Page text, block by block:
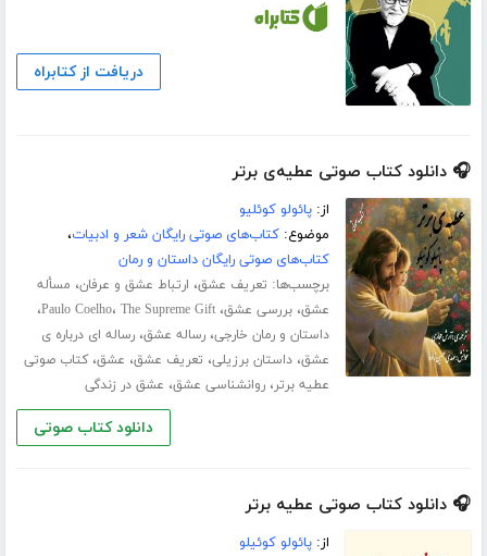
دریافت از کتابراه
🎧 دانلود کتاب صوتی عطیه‌ی برتر
از:پائولو کوئلیو
موضوع:کتاب‌های صوتی رایگان شعر و ادبیات،
کتاب‌های صوتی رایگان داستان و رمان
برچسب‌ها: تعریف عشق، ارتباط عشق و عرفان، مسأله
عشق،بررسی عشق، Paulo Coelho، The Supreme Gift ،
داستان و رمان خارجی،رساله عشق،رساله ای درباره ی
عشق،داستان برزیلی، تعریف عشق، عشق،کتاب صوتی
عطیه برتر،روانشناسی عشق، عشق در زندگی
دانلود کتاب صوتی
🎧 دانلود کتاب صوتی عطیه برتر
از:پائولو کوئیلو